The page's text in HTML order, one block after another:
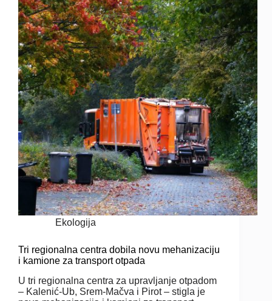
Ekologija
Tri regionalna centra dobila novu mehanizaciju
i kamione za transport otpada
U tri regionalna centra za upravljanje otpadom
– Kalenić-Ub, Srem-Mačva i Pirot – stigla je